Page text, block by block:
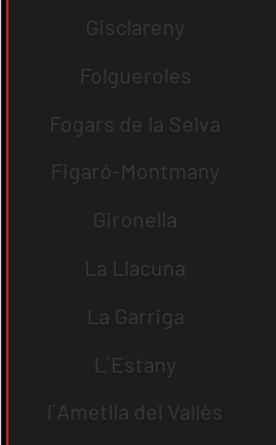
Gisclareny
Folgueroles
Fogars de la Selva
Figaró-Montmany
Gironella
La Llacuna
La Garriga
L´Estany
l´Ametlla del Vallès